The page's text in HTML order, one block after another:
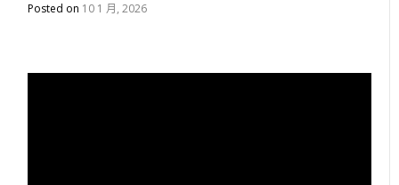
Posted on 10 1 月, 2026